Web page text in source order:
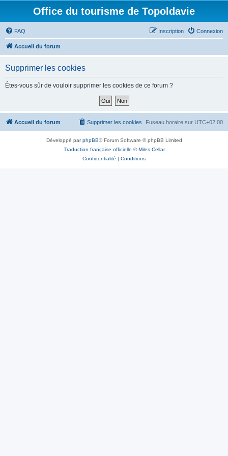
Office du tourisme de Topoldavie
FAQ Connexion
Inscription
Accueil du forum
Supprimer les cookies
Êtes-vous sûr de vouloir supprimer les cookies de ce forum ?
Accueil du forum Fuseau horaire sur UTC+02:00
Supprimer les cookies
Développé parphpBB® Forum Software © phpBB Limited
Traduction française officielle ©Miles Cellar
Confidentialité | Conditions